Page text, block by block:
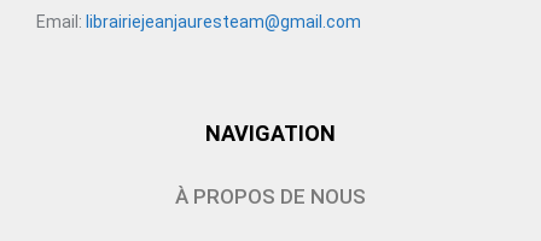
Email: librairiejeanjauresteam@gmail.com
NAVIGATION
À PROPOS DE NOUS